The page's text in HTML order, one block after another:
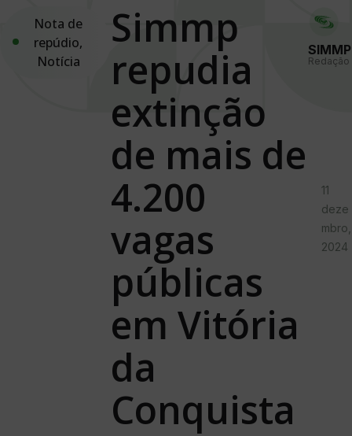
Nota de
repúdio,
Notícia
Simmp
repudia
extinção
de mais de
4.200
vagas
públicas
em Vitória
da
Conquista
SIMMP
Redação
11
deze
mbro,
2024